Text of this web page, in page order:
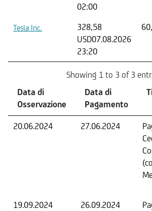
02:00
Tesla Inc.
328,58
USD07.08.2026
23:20
Showing 1 to 3 of 3
Data di
Osservazione
Data di
Pagamento
20.06.2024 27.06.2024
19.09.2024 26.09.2024